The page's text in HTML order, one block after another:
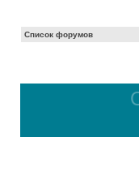
Список форумов